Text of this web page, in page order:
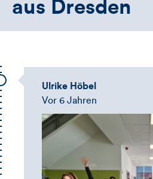
aus Dresden
Ulrike Höbel
Vor 6 Jahren